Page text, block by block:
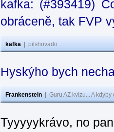
kafka: (#393419)
obráceně, tak FVP
kafka pilshovado
Hyskýho bych
Frankenstein Guru AZ kvízu... A
Tyyyyykrávo, no